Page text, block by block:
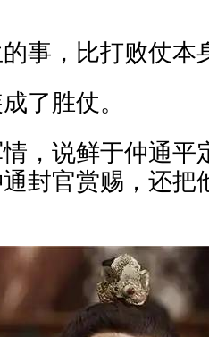
事，比打败仗本
了胜仗。
，说鲜于仲通平
封官赏赐，还把